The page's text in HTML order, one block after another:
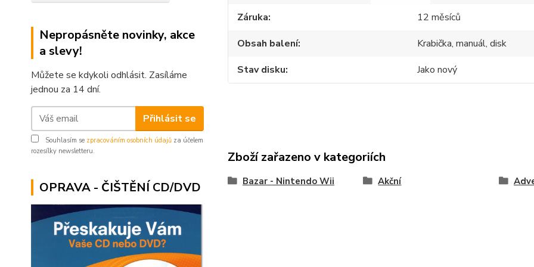
Nepropásněte novinky, akce
a slevy!
Můžete se kdykoli odhlásit. Zasíláme
jednou za 14 dní.
Přihlásit se
Souhlasím se zpracováním osobních údajů za účelem
rozesílky newsletteru.
OPRAVA - ČIŠTĚNÍ CD/DVD
Záruka
12 měsíců
Obsah balení
Krabička, manuál, disk
Stav disku
Jako nový
Zboží zařazeno v kategoriích
Bazar - Nintendo Wii Akční